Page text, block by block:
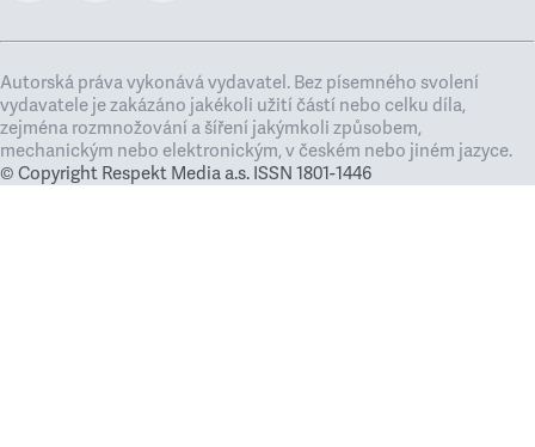
Autorská práva vykonává vydavatel. Bez písemného svolení
vydavatele je zakázáno jakékoli užití částí nebo celku díla,
zejména rozmnožování a šíření jakýmkoli způsobem,
mechanickým nebo elektronickým, v českém nebo jiném jazyce.
© Copyright Respekt Media a.s. ISSN 1801-1446